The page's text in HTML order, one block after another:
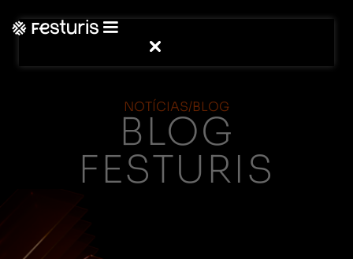
NOTÍCIAS/BLOG
BLOG
FESTURIS